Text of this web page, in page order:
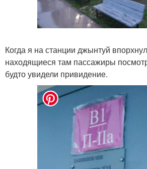
Когда я на станции джынтуй
находящиеся там пассажиры
будто увидели привидение.